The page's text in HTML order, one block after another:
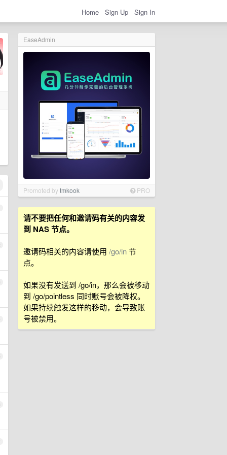
Home Sign Up Sign In
EaseAdmin
Promoted bytmkook PRO
请不要把任何和邀请码有关的内容发
到 NAS 节点。
邀请码相关的内容请使用 /go/in节
点。
如果没有发送到 /go/in，那么会被移动
到 /go/pointless 同时账号会被降权。
如果持续触发这样的移动，会导致账
号被禁用。